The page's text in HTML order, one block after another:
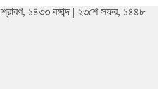
১৪৩৩ বঙ্গাব্দ | ২৩শে সফর, ১৪৪৮